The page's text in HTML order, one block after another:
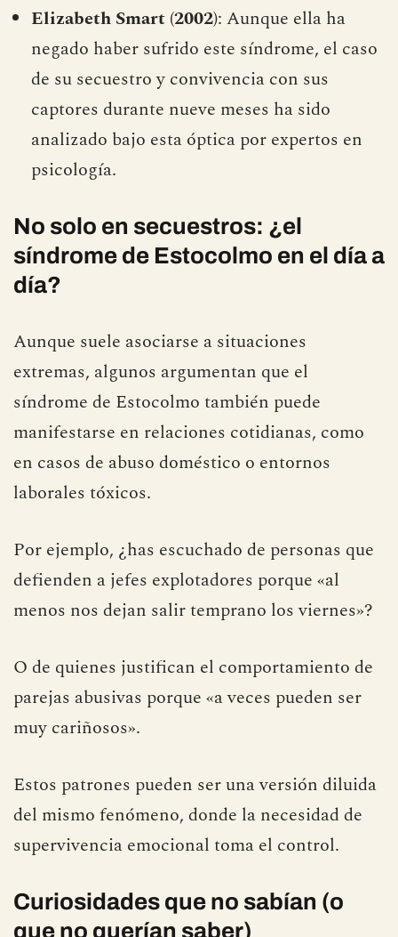
Elizabeth Smart (2002): Aunque ella ha
negado haber sufrido este síndrome, el caso
de su secuestro y convivencia con sus
captores durante nueve meses ha sido
analizado bajo esta óptica por expertos en
psicología.
No solo en secuestros: ¿el
síndrome de Estocolmo en el día a
día?
Aunque suele asociarse a situaciones
extremas, algunos argumentan que el
síndrome de Estocolmo también puede
manifestarse en relaciones cotidianas, como
en casos de abuso doméstico o entornos
laborales tóxicos.
Por ejemplo, ¿has escuchado de personas que
defienden a jefes explotadores porque «al
menos nos dejan salir temprano los viernes»?
O de quienes justifican el comportamiento de
parejas abusivas porque «a veces pueden ser
muy cariñosos».
Estos patrones pueden ser una versión diluida
del mismo fenómeno, donde la necesidad de
supervivencia emocional toma el control.
Curiosidades que no sabían (o
que no querían saber)